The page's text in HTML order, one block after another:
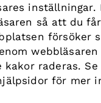
inställningar.
så att du
försöker
kakor raderas. Se
för mer